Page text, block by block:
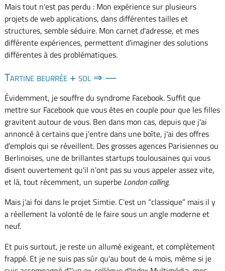
Mais tout n'est pas perdu : Mon expérience sur plusieurs
projets de web applications, dans différentes tailles et
structures, semble séduire. Mon carnet d'adresse, et mes
différente expériences, permettent d'imaginer des solutions
différentes à des problématiques.
Tartine beurrée + sol ⇒ —
Évidemment, je souffre du syndrome Facebook. Suffit que
mettre sur Facebook que vous êtes en couple pour que les filles
gravitent autour de vous. Ben dans mon cas, depuis que j'ai
annoncé à certains que j'entre dans une boîte, j'ai des offres
d'emplois qui se réveillent. Des grosses agences Parisiennes ou
Berlinoises, une de brillantes startups toulousaines qui vous
disent ouvertement qu'il n'ont pas su vous appeler assez vite,
et là, tout récemment, un superbe London calling.
Mais j'ai foi dans le projet Simtie. C'est un “classique” mais il y
a réellement la volonté de le faire sous un angle moderne et
neuf.
Et puis surtout, je reste un allumé exigeant, et complètement
frappé. Et je ne suis pas sûr qu'au bout de 4 mois, même si je